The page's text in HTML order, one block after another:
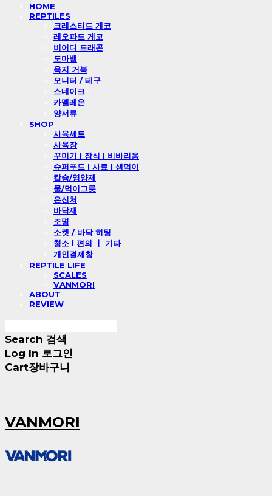
HOME
REPTILES
크레스티드 게코
레오파드 게코
비어디 드래곤
도마뱀
육지 거북
모니터 / 테구
스네이크
카멜레온
양서류
SHOP
사육세트
사육장
꾸미기 l 장식 l 비바리움
슈퍼푸드 l 사료 l 생먹이
칼슘/영양제
물/먹이그릇
은신처
바닥재
조명
소켓 / 바닥 히팅
청소 l 편의 ㅣ 기타
개인결제창
REPTILE LIFE
SCALES
VANMORI
ABOUT
REVIEW
Search 검색
Log In 로그인
Cart장바구니
VANMORI